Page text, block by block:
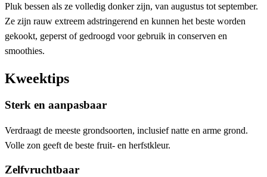
Pluk bessen als ze volledig donker zijn, van augustus tot september.
Ze zijn rauw extreem adstringerend en kunnen het beste worden
gekookt, geperst of gedroogd voor gebruik in conserven en
smoothies.
Kweektips
Sterk en aanpasbaar
Verdraagt ​​de meeste grondsoorten, inclusief natte en arme grond.
Volle zon geeft de beste fruit- en herfstkleur.
Zelfvruchtbaar